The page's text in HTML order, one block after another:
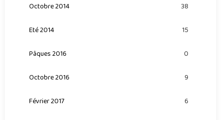
Octobre 2014 38
Eté 2014 15
Pâques 2016 0
Octobre 2016 9
Février 2017 6